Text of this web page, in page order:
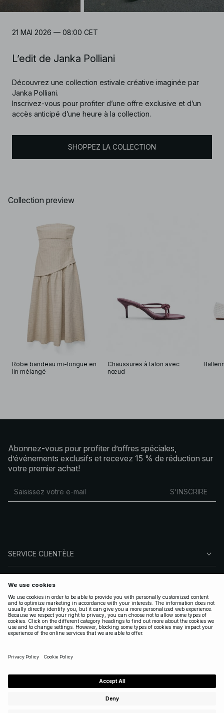
21 MAI 2026 — 08:00 CET
L’edit de Janka Polliani
Découvrez une collection estivale créative imaginée par
Janka Polliani.
Inscrivez-vous pour profiter d’une offre exclusive et d’un
accès anticipé d’une heure à la collection.
SHOPPEZ LA COLLECTION
Collection preview
Robe bandeau mi-longue en
lin mélangé
Chaussures à talon avec
nœud
Abonnez-vous pour profiter d’offres spéciales,
d’événements exclusifs et recevez 15 % de réduction sur
votre premier achat!
S'INSCRIRE
SERVICE CLIENTÈLE
SUIVEZ-NOUS
LÉGAL